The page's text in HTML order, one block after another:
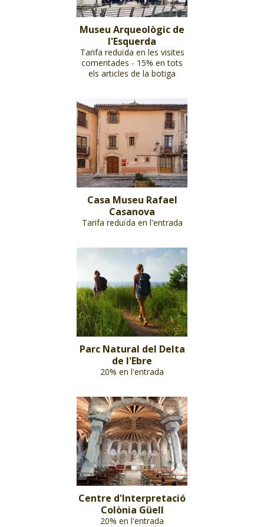
Museu Arqueològic de
l'Esquerda
Tarifa reduïda en les visites
comentades - 15% en tots
els articles de la botiga
Casa Museu Rafael
Casanova
Tarifa reduïda en l'entrada
Parc Natural del Delta
de l'Ebre
20% en l'entrada
Centre d'Interpretació
Colònia Güell
20% en l'entrada